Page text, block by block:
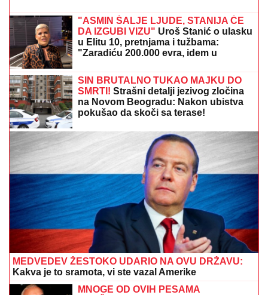
OGLASIO SE SLOBA RADANOVIĆ NAKON NAPADA
U BUDVIOtkrio šta se desilo sa taksistom: "Možda
ima neke probleme"
ARHEOLOŠKO ČUDO U SRBIJI:
Pogledajte šta je ležalo duboko pod
zemljom (FOTO)
Bila je na usluzi pacijentima i
komšijama! Tuga - Ovo je doktorka
kojoj je sin presudio (FOTO)